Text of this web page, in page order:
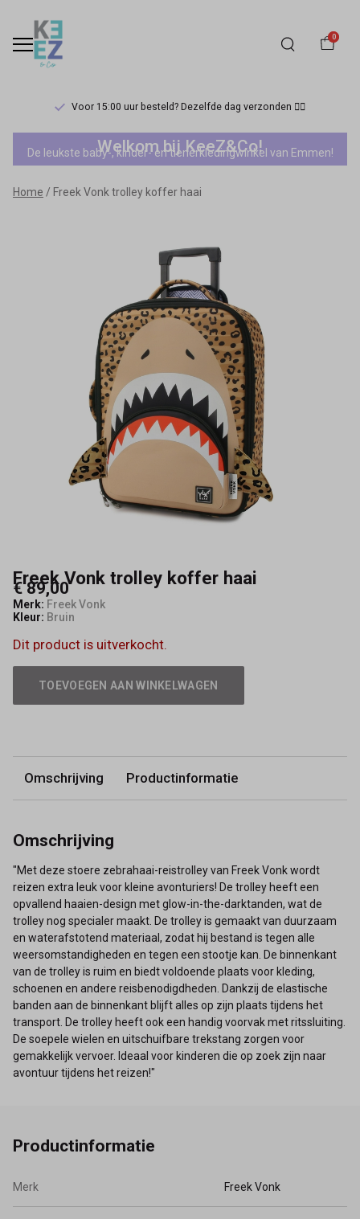
0
Voor 15:00 uur besteld? Dezelfde dag verzonden 🏃‍♀️
Freek
Vonk
trolley
Keez&Co
Welkom bij KeeZ&Co!
De leukste baby-, kinder- en tienerkledingwinkel van Emmen!
Home Freek Vonk trolley koffer haai
Freek Vonk trolley koffer haai
€ 89,00
Merk: Freek Vonk
Kleur: Bruin
Dit product is uitverkocht.
TOEVOEGEN AAN WINKELWAGEN
Omschrijving Productinformatie
Omschrijving
"Met deze stoere zebrahaai-reistrolley van Freek Vonk wordt
reizen extra leuk voor kleine avonturiers! De trolley heeft een
opvallend haaien-design met glow-in-the-darktanden, wat de
trolley nog specialer maakt. De trolley is gemaakt van duurzaam
en waterafstotend materiaal, zodat hij bestand is tegen alle
weersomstandigheden en tegen een stootje kan. De binnenkant
van de trolley is ruim en biedt voldoende plaats voor kleding,
schoenen en andere reisbenodigdheden. Dankzij de elastische
banden aan de binnenkant blijft alles op zijn plaats tijdens het
transport. De trolley heeft ook een handig voorvak met ritssluiting.
De soepele wielen en uitschuifbare trekstang zorgen voor
gemakkelijk vervoer. Ideaal voor kinderen die op zoek zijn naar
avontuur tijdens het reizen!"
Productinformatie
Merk Freek Vonk